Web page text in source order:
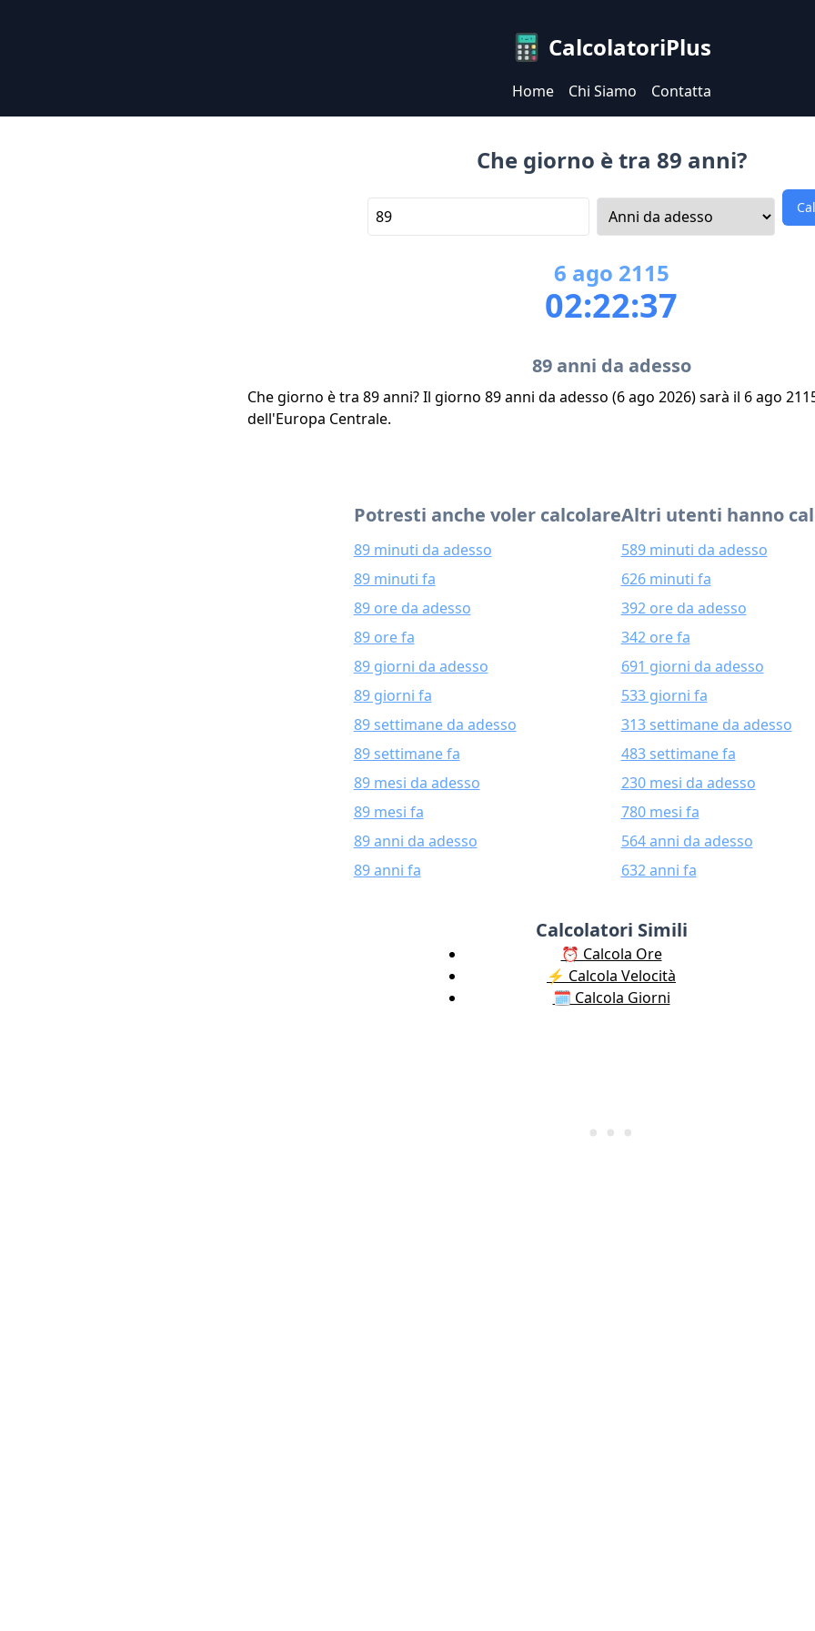
CalcolatoriPlus
Home Chi Siamo Contatta
Che giorno è tra 89 anni?
6 ago 2115
02:22:37
89 anni da adesso
Che giorno è tra 89 anni? Il giorno 89 anni da adesso (6 ago 2026) sarà il 6 ago
dell'Europa Centrale.
Potresti anche voler calcolare
89 minuti da adesso
89 minuti fa
89 ore da adesso
89 ore fa
89 giorni da adesso
89 giorni fa
89 settimane da adesso
89 settimane fa
89 mesi da adesso
89 mesi fa
89 anni da adesso
89 anni fa
Altri utenti hanno
589 minuti da adesso
626 minuti fa
392 ore da adesso
342 ore fa
691 giorni da adesso
533 giorni fa
313 settimane da adesso
483 settimane fa
230 mesi da adesso
780 mesi fa
564 anni da adesso
632 anni fa
Calcolatori Simili
⏰ Calcola Ore
⚡️ Calcola Velocità
🗓️ Calcola Giorni